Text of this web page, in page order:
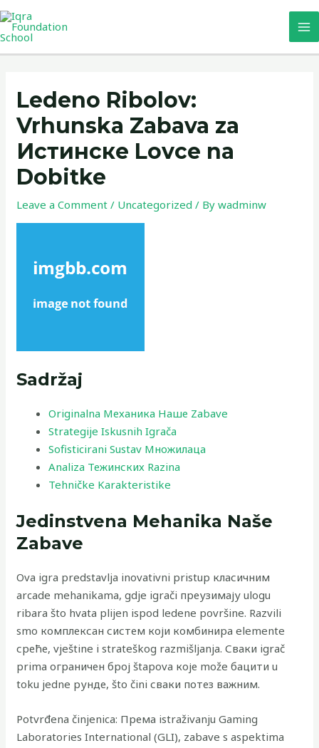
Skip
to
content
Ledeno Ribolov:
Vrhunska Zabava za
Истинске Lovce na
Dobitke
Leave a Comment / Uncategorized / Bywadminw
Sadržaj
Originalna Механика Наше Zabave
Strategije Iskusnih Igrača
Sofisticirani Sustav Множилаца
Analiza Тежинских Razina
Tehničke Karakteristike
Jedinstvena Mehanika Naše
Zabave
Ova igra predstavlja inovativni pristup класичним
arcade mehanikama, gdje igrači преузимају ulogu
ribara što hvata plijen ispod ledene površine. Razvili
smo комплексан систем који комбинира elemente
среће, vještine i strateškog razmišljanja. Сваки igrač
prima ограничен број štapova које može бацити u
toku jedne рунде, što čini сваки потез важним.
Potvrđena činjenica: Према istraživanju Gaming
Laboratories International (GLI), zabave s aspektima